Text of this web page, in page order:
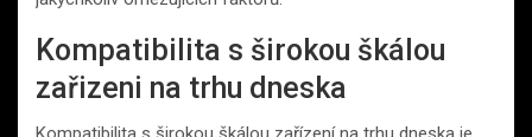
Kompatibilita s širokou škálou
zařizeni na trhu dneska